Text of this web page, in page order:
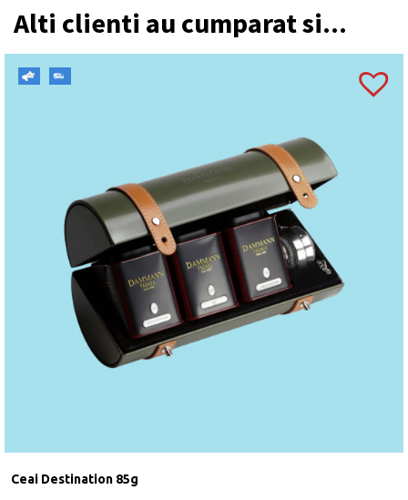
Alti clienti au cumparat si...
Ceai Destination 85g